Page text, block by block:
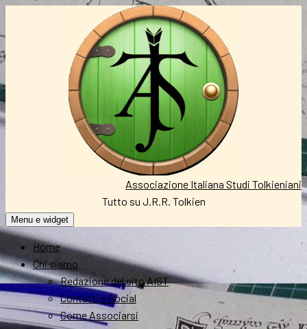
Associazione Italiana Studi Tolkieniani
Tutto su J.R.R. Tolkien
Menu e widget
Home
Chi siamo
Redazione del sito AIST
Contatti e Social
Come Associarsi